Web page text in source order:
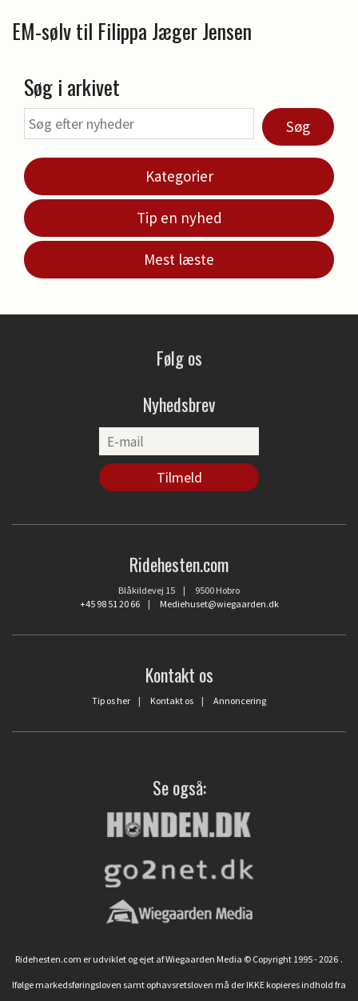
EM-sølv til Filippa Jæger Jensen
Søg i arkivet
Søg
Kategorier
Tip en nyhed
Mest læste
Følg os
Nyhedsbrev
Ridehesten.com
Blåkildevej 15 | 9500 Hobro
+45 98 51 20 66| Mediehuset@wiegaarden.dk
Kontakt os
Tip os her | Kontakt os | Annoncering
Se også:
Ridehesten.com er udviklet og ejet af Wiegaarden Media © Copyright 1995 - 2026 .
Ifølge markedsføringsloven samt ophavsretsloven må der IKKE kopieres indhold fra